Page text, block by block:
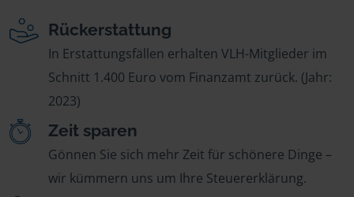
Rückerstattung
In Erstattungsfällen erhalten VLH-Mitglieder im
Schnitt 1.400 Euro vom Finanzamt zurück. (Jahr:
2023)
Zeit sparen
Gönnen Sie sich mehr Zeit für schönere Dinge –
wir kümmern uns um Ihre Steuererklärung.